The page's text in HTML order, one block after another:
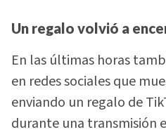
Un regalo volvió a
En las últimas horas
en redes sociales que
enviando un regalo de
durante una transmisión